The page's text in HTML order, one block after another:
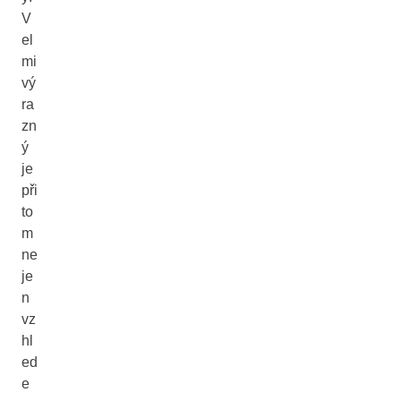
V
el
mi
vý
ra
zn
ý
je
při
to
m
ne
je
n
vz
hl
ed
e